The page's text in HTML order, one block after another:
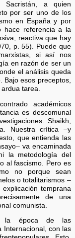
a quien
por ser uno de los
en España y por
hace referencia a la
reactiva que hay
p. 55). Puede que
si así nos
en razón de ser un
el análisis queda
Bajo esos preceptos,
tarea.
académicos
es descomunal
Shaikh,
Nuestra crítica –y
que entienda las
va encaminada
la metodología del
al fascismo. Pero es
no porque sean
o totalitarismos –
temprana
de una
comunista.
la época de las
Internacional, con las